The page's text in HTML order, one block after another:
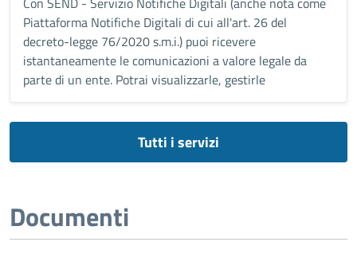
Piattaforma Notifiche Digitali di cui all'art. 26 del
decreto-legge 76/2020 s.m.i.) puoi ricevere
istantaneamente le comunicazioni a valore legale da
parte di un ente. Potrai visualizzarle, gestirle
Tutti i servizi
Documenti